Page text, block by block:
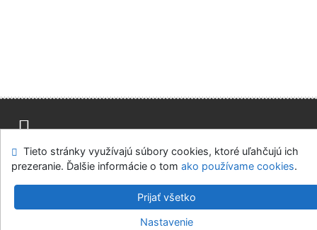
Advanced Rapid Library
Mapa stránok Prístupnosť
Súkromie
Modul OpenSearch
Napíšte nám Nastavenie cookies
Knižnica Slovenskej národnej galerie
Cosmotron Slovakia, s.r.o.
Tieto stránky využívajú súbory cookies, ktoré uľahčujú ich
prezeranie. Ďalšie informácie o tom ako používame cookies.
Prijať všetko
Nastavenie